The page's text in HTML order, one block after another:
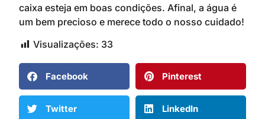
caixa esteja em boas condições. Afinal, a água é
um bem precioso e merece todo o nosso cuidado!
Visualizações: 33
Facebook Pinterest
Twitter LinkedIn